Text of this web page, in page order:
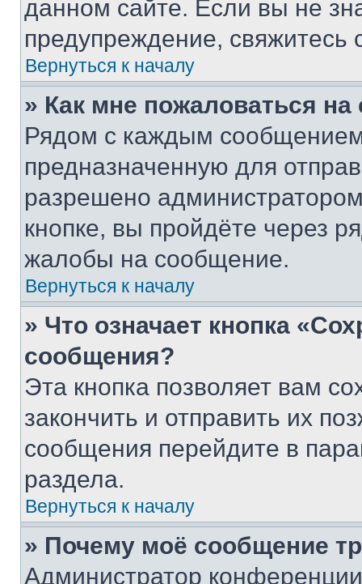
данном сайте. Если вы не
предупреждение,
Вернуться к началу
» Как мне пожаловаться
Рядом с каждым сообщением
предназначенную для
разрешено
кнопке, вы пройдёте через
жалобы на сообщение.
Вернуться к началу
» Что означает кнопка
сообщения?
Эта кнопка позволяет вам
закончить и отправить их
сообщения перейдите в
раздела.
Вернуться к началу
» Почему моё сообщение
Администратор